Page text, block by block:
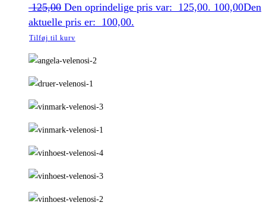
125,00 Den oprindelige pris var: 125,00. 100,00Den
aktuelle pris er: 100,00.
Tilføj til kurv